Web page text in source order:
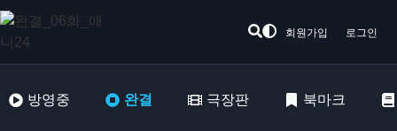
회원가입 로그인
방영중 완결 극장판 북마크